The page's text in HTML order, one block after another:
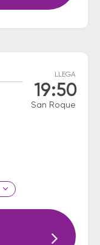
LLEGA
19:50
San Roque